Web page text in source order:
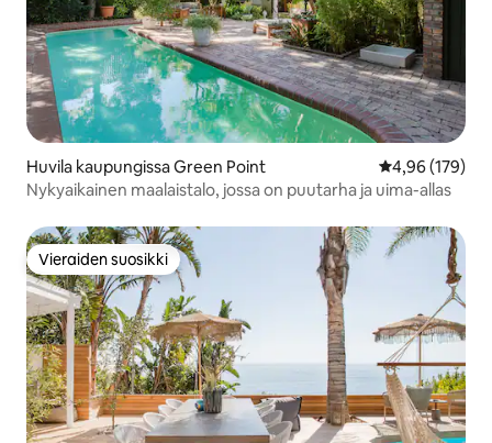
Huvila kaupungissa Green Point
4,96 (179)
Nykyaikainen maalaistalo, jossa on puutarha ja uima-allas
Vieraiden suosikki
Vieraiden suosikki